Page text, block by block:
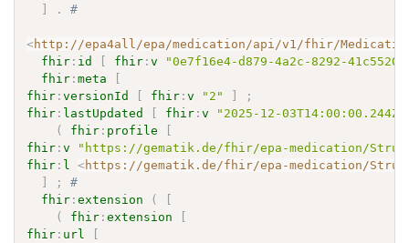
. #
<http://epa4all/epa/medication/api/v1/fhir/
fhir : id fhir :v
"0e7f16e4-d879-4a2c-8292-
fhir :meta
fhir :versionId fhir :v "2"
;
fhir : lastUpdated fhir :v "2025-12-03T14:00:00.244Z"
(
fhir : profile
fhir :v
"https://gematik.de/fhir/epa-medication/
fhir : l <https://gematik.de/fhir/epa-medication/
;
#
fhir :extension (
(
fhir :extension
fhir : url